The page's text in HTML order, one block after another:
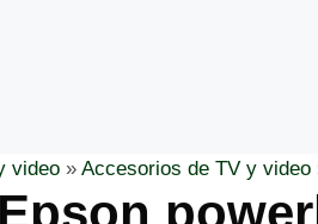
video » Accesorios de TV y video